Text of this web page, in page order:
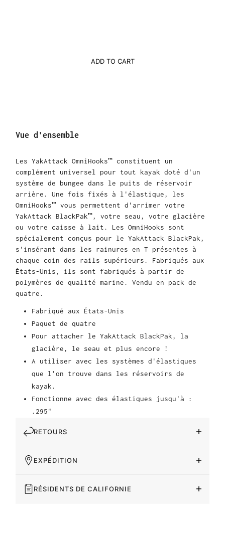
ADD TO CART
Vue d'ensemble
Les YakAttack OmniHooks™ constituent un
complément universel pour tout kayak doté d'un
système de bungee dans le puits de réservoir
arrière. Une fois fixés à l'élastique, les
OmniHooks™ vous permettent d'arrimer votre
YakAttack BlackPak™, votre seau, votre glacière
ou votre caisse à lait. Les OmniHooks sont
spécialement conçus pour le YakAttack BlackPak,
s'insérant dans les rainures en T présentes à
chaque coin des rails supérieurs. Fabriqués aux
États-Unis, ils sont fabriqués à partir de
polymères de qualité marine. Vendu en pack de
quatre.
Fabriqué aux États-Unis
Paquet de quatre
Pour attacher le YakAttack BlackPak, la
glacière, le seau et plus encore !
A utiliser avec les systèmes d'élastiques
que l'on trouve dans les réservoirs de
kayak.
Fonctionne avec des élastiques jusqu'à :
.295"
RETOURS
EXPÉDITION
RÉSIDENTS DE CALIFORNIE